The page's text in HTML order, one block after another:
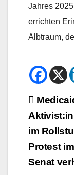
Jahres
errichten
Albtraum,
im
Protest
Senat